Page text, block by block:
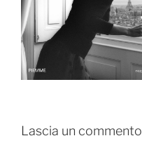
Lascia un commento